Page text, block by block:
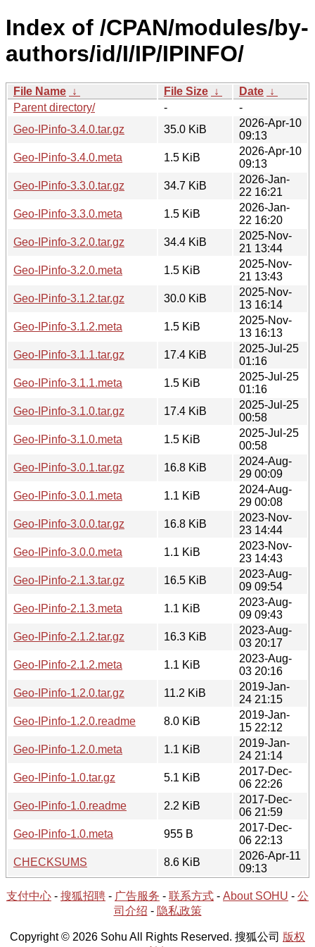
Index of /CPAN/modules/by-
authors/id/I/IP/IPINFO/
File Name ↓ File Size ↓ Date ↓
Parent directory/
-
-
Geo-IPinfo-3.4.0.tar.gz
35.0 KiB
2026-Apr-10
09:13
Geo-IPinfo-3.4.0.meta
1.5 KiB
2026-Apr-10
09:13
Geo-IPinfo-3.3.0.tar.gz
34.7 KiB
2026-Jan-
22 16:21
Geo-IPinfo-3.3.0.meta
1.5 KiB
2026-Jan-
22 16:20
Geo-IPinfo-3.2.0.tar.gz
34.4 KiB
2025-Nov-
21 13:44
Geo-IPinfo-3.2.0.meta
1.5 KiB
2025-Nov-
21 13:43
Geo-IPinfo-3.1.2.tar.gz
30.0 KiB
2025-Nov-
13 16:14
Geo-IPinfo-3.1.2.meta
1.5 KiB
2025-Nov-
13 16:13
Geo-IPinfo-3.1.1.tar.gz
17.4 KiB
2025-Jul-25
01:16
Geo-IPinfo-3.1.1.meta
1.5 KiB
2025-Jul-25
01:16
Geo-IPinfo-3.1.0.tar.gz
17.4 KiB
2025-Jul-25
00:58
Geo-IPinfo-3.1.0.meta
1.5 KiB
2025-Jul-25
00:58
Geo-IPinfo-3.0.1.tar.gz
16.8 KiB
2024-Aug-
29 00:09
Geo-IPinfo-3.0.1.meta
1.1 KiB
2024-Aug-
29 00:08
Geo-IPinfo-3.0.0.tar.gz
16.8 KiB
2023-Nov-
23 14:44
Geo-IPinfo-3.0.0.meta
1.1 KiB
2023-Nov-
23 14:43
Geo-IPinfo-2.1.3.tar.gz
16.5 KiB
2023-Aug-
09 09:54
Geo-IPinfo-2.1.3.meta
1.1 KiB
2023-Aug-
09 09:43
Geo-IPinfo-2.1.2.tar.gz
16.3 KiB
2023-Aug-
03 20:17
Geo-IPinfo-2.1.2.meta
1.1 KiB
2023-Aug-
03 20:16
Geo-IPinfo-1.2.0.tar.gz
11.2 KiB
2019-Jan-
24 21:15
Geo-IPinfo-1.2.0.readme
8.0 KiB
2019-Jan-
15 22:12
Geo-IPinfo-1.2.0.meta
1.1 KiB
2019-Jan-
24 21:14
Geo-IPinfo-1.0.tar.gz
5.1 KiB
2017-Dec-
06 22:26
Geo-IPinfo-1.0.readme
2.2 KiB
2017-Dec-
06 21:59
Geo-IPinfo-1.0.meta
955 B
2017-Dec-
06 22:13
CHECKSUMS
8.6 KiB
2026-Apr-11
09:13
支付中心 - 搜狐招聘 - 广告服务 - 联系方式 - About SOHU - 公
司介绍 - 隐私政策
Copyright © 2026 Sohu All Rights Reserved. 搜狐公司 版权